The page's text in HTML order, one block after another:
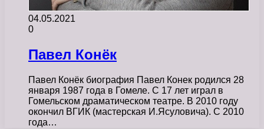
04.05.2021
0
Павел Конёк
Павел Конёк биография Павел Конек родился 28
января 1987 года в Гомеле. С 17 лет играл в
Гомельском драматическом театре. В 2010 году
окончил ВГИК (мастерская И.Ясуловича). С 2010
года…